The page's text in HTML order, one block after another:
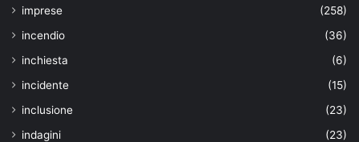
imprese
(258)
incendio
(36)
inchiesta
(6)
incidente
(15)
inclusione
(23)
indagini
(23)